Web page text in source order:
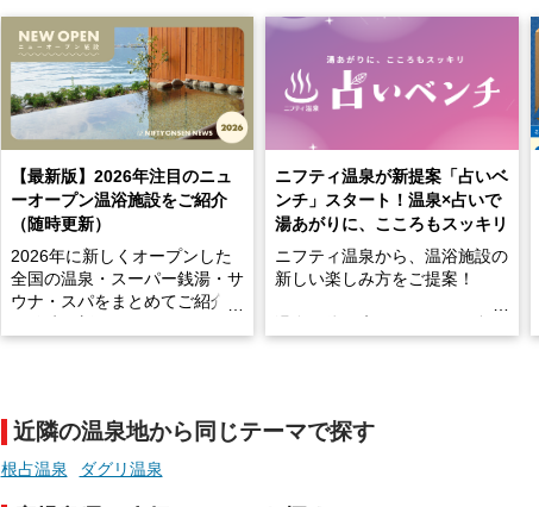
【最新版】2026年注目のニュ
ーオープン温浴施設をご紹介
（随時更新）
2026年に新しくオープンした
全国の温泉・スーパー銭湯・サ
ウナ・スパをまとめてご紹介！
います。
現地取材記事もあわせて紹介し
ていますので、気になる施設は
ニフティ温泉が新提案「占いベ
ンチ」スタート！温泉×占いで
湯あがりに、こころもスッキリ
ニフティ温泉から、温浴施設の
新しい楽しみ方をご提案！
手相やタロットなど気軽に楽し
近隣の温泉地から同じテーマで探す
根占温泉 ダグリ温泉